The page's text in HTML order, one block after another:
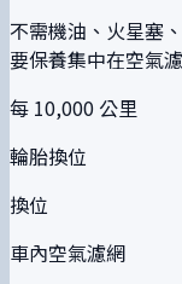
不需機油、火星塞
要保養集中在空氣
每 10,000 公里
輪胎換位
換位
車內空氣濾網